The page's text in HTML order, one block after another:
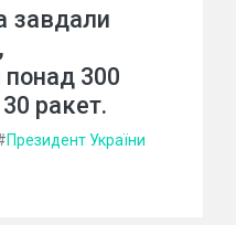
завдали
300
30 ракет.
Президент України